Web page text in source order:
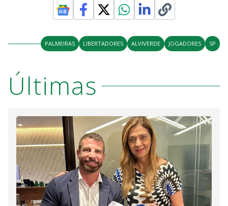
PALMEIRAS LIBERTADORES ALVIVERDE JOGADORES SP
Últimas